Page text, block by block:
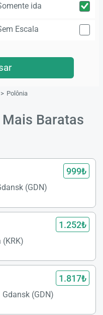
ida
Escala
Polônia
Baratas
999₺
(GDN)
1.252₺
(KRK)
1.817₺
Gdansk (GDN)